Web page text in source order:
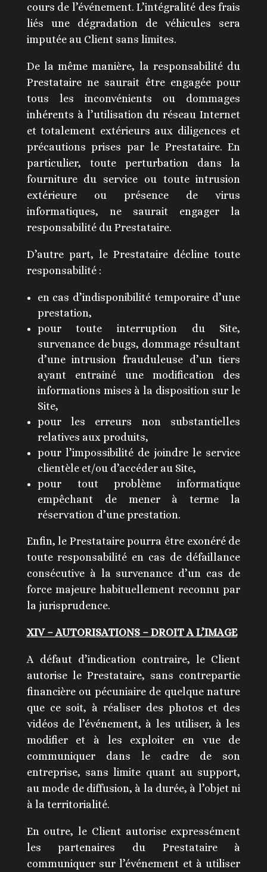
cours de l’événement. L’intégralité des frais
liés une dégradation de véhicules sera
imputée au Client sans limites.
De la même manière, la responsabilité du
Prestataire ne saurait être engagée pour
tous les inconvénients ou dommages
inhérents à l’utilisation du réseau Internet
et totalement extérieurs aux diligences et
précautions prises par le Prestataire. En
particulier, toute perturbation dans la
fourniture du service ou toute intrusion
extérieure ou présence de virus
informatiques, ne saurait engager la
responsabilité du Prestataire.
D’autre part, le Prestataire décline toute
responsabilité :
en cas d’indisponibilité temporaire d’une
prestation,
pour toute interruption du Site,
survenance de bugs, dommage résultant
d’une intrusion frauduleuse d’un tiers
ayant entrainé une modification des
informations mises à la disposition sur le
Site,
pour les erreurs non substantielles
relatives aux produits,
pour l’impossibilité de joindre le service
clientèle et/ou d’accéder au Site,
pour tout problème informatique
empêchant de mener à terme la
réservation d’une prestation.
Enfin, le Prestataire pourra être exonéré de
toute responsabilité en cas de défaillance
consécutive à la survenance d’un cas de
force majeure habituellement reconnu par
la jurisprudence.
XIV – AUTORISATIONS – DROIT A L’IMAGE
A défaut d’indication contraire, le Client
autorise le Prestataire, sans contrepartie
financière ou pécuniaire de quelque nature
que ce soit, à réaliser des photos et des
vidéos de l’événement, à les utiliser, à les
modifier et à les exploiter en vue de
communiquer dans le cadre de son
entreprise, sans limite quant au support,
au mode de diffusion, à la durée, à l’objet ni
à la territorialité.
En outre, le Client autorise expressément
les partenaires du Prestataire à
communiquer sur l’événement et à utiliser